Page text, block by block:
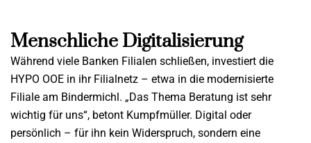
Menschliche Digitalisierung
Während viele Banken Filialen schließen, investiert die
HYPO OOE in ihr Filialnetz – etwa in die modernisierte
Filiale am Bindermichl. „Das Thema Beratung ist sehr
wichtig für uns“, betont Kumpfmüller. Digital oder
persönlich – für ihn kein Widerspruch, sondern eine